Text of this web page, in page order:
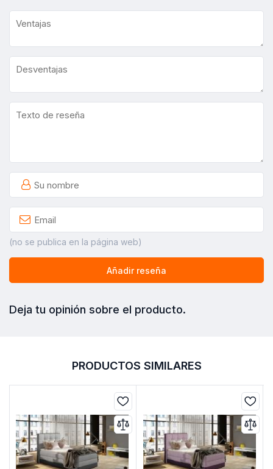
(no se publica en la página web)
Añadir reseña
Deja tu opinión sobre el producto.
PRODUCTOS SIMILARES